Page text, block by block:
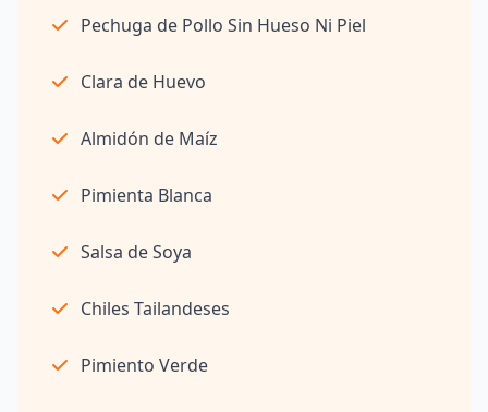
Pechuga de Pollo Sin Hueso Ni Piel
Clara de Huevo
Almidón de Maíz
Pimienta Blanca
Salsa de Soya
Chiles Tailandeses
Pimiento Verde